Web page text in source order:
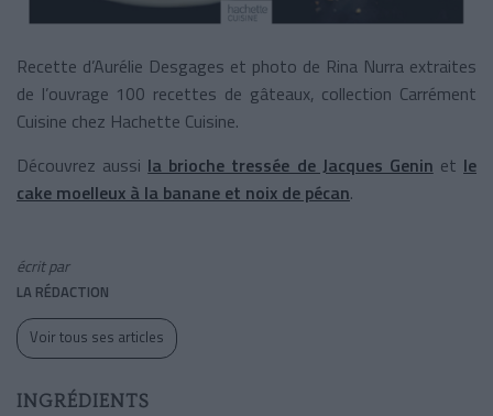
Recette d’Aurélie Desgages et photo de Rina Nurra extraites
de l’ouvrage 100 recettes de gâteaux, collection Carrément
Cuisine chez Hachette Cuisine.
Découvrez aussi la brioche tressée de Jacques Genin et le
cake moelleux à la banane et noix de pécan.
écrit par
LA RÉDACTION
Voir tous ses articles
INGRÉDIENTS